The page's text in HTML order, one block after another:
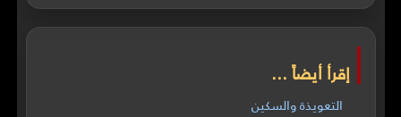
إقرأ أيضاً ...
التعويذة والسكين